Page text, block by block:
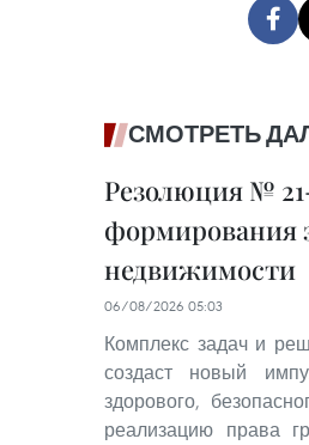
СМОТРЕТЬ
Резолюция №
формирования
недвижимости
06/08/2026 05:03
Комплекс задач и
создаст новый
здорового,
реализацию права